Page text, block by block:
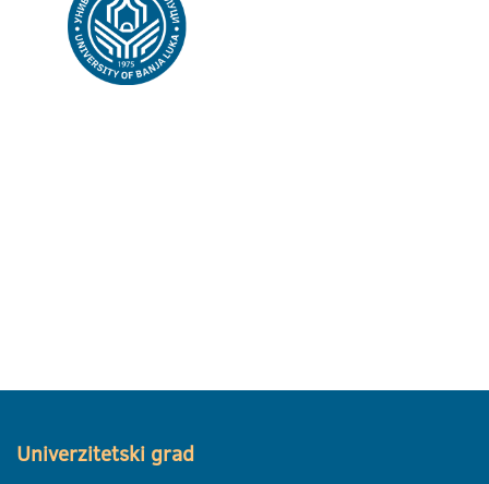
Univerzitetski grad